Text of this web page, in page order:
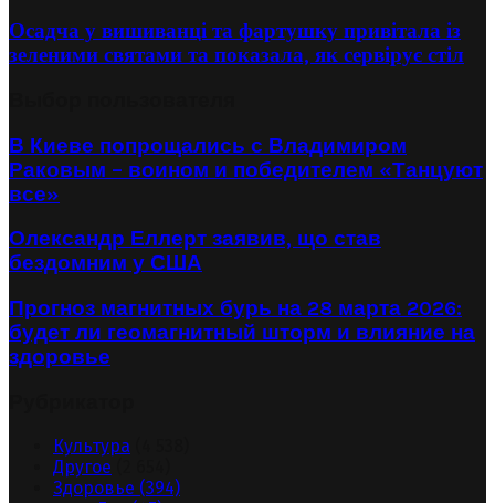
Осадча у вишиванці та фартушку привітала із
зеленими святами та показала, як сервірує стіл
В Киеве попрощались с Владимиром
Раковым – воином и победителем «Танцуют
все»
Олександр Еллерт заявив, що став
бездомним у США
Прогноз магнитных бурь на 28 марта 2026:
будет ли геомагнитный шторм и влияние на
здоровье
Культура
Другое
Здоровье (394)